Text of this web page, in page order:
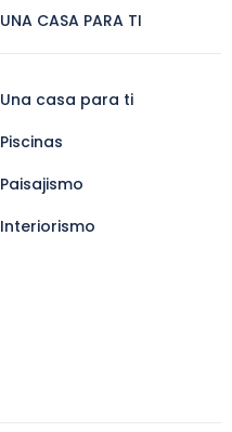
UNA CASA PARA TI
Una casa para ti
Piscinas
Paisajismo
Interiorismo